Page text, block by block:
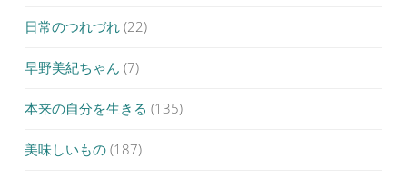
日常のつれづれ (22)
早野美紀ちゃん (7)
本来の自分を生きる (135)
美味しいもの (187)